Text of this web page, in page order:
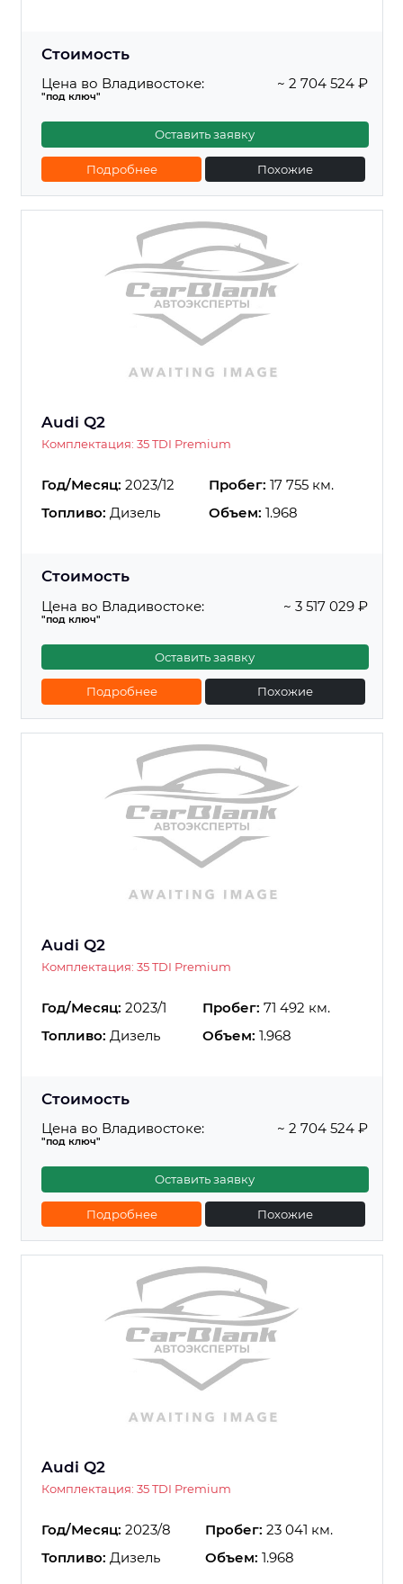
Стоимость
Цена во Владивостоке:
"под ключ"
~ 2 704 524 ₽
Оставить заявку
Подробнее Похожие
Audi Q2
Комплектация: 35 TDI Premium
Год/Месяц: 2023/12 Пробег: 17 755 км.
Топливо: Дизель Объем: 1.968
Стоимость
Цена во Владивостоке:
"под ключ"
~ 3 517 029 ₽
Оставить заявку
Подробнее Похожие
Audi Q2
Комплектация: 35 TDI Premium
Год/Месяц: 2023/1 Пробег: 71 492 км.
Топливо: Дизель Объем: 1.968
Стоимость
Цена во Владивостоке:
"под ключ"
~ 2 704 524 ₽
Оставить заявку
Подробнее Похожие
Audi Q2
Комплектация: 35 TDI Premium
Год/Месяц: 2023/8 Пробег: 23 041 км.
Топливо: Дизель Объем: 1.968